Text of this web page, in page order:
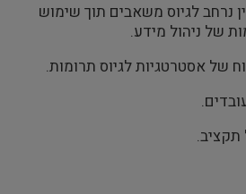
נרחב לגיוס משאבים תוך שימוש
של ניהול מידע.
של אסטרטגיות לגיוס תרומות.
תקציב.